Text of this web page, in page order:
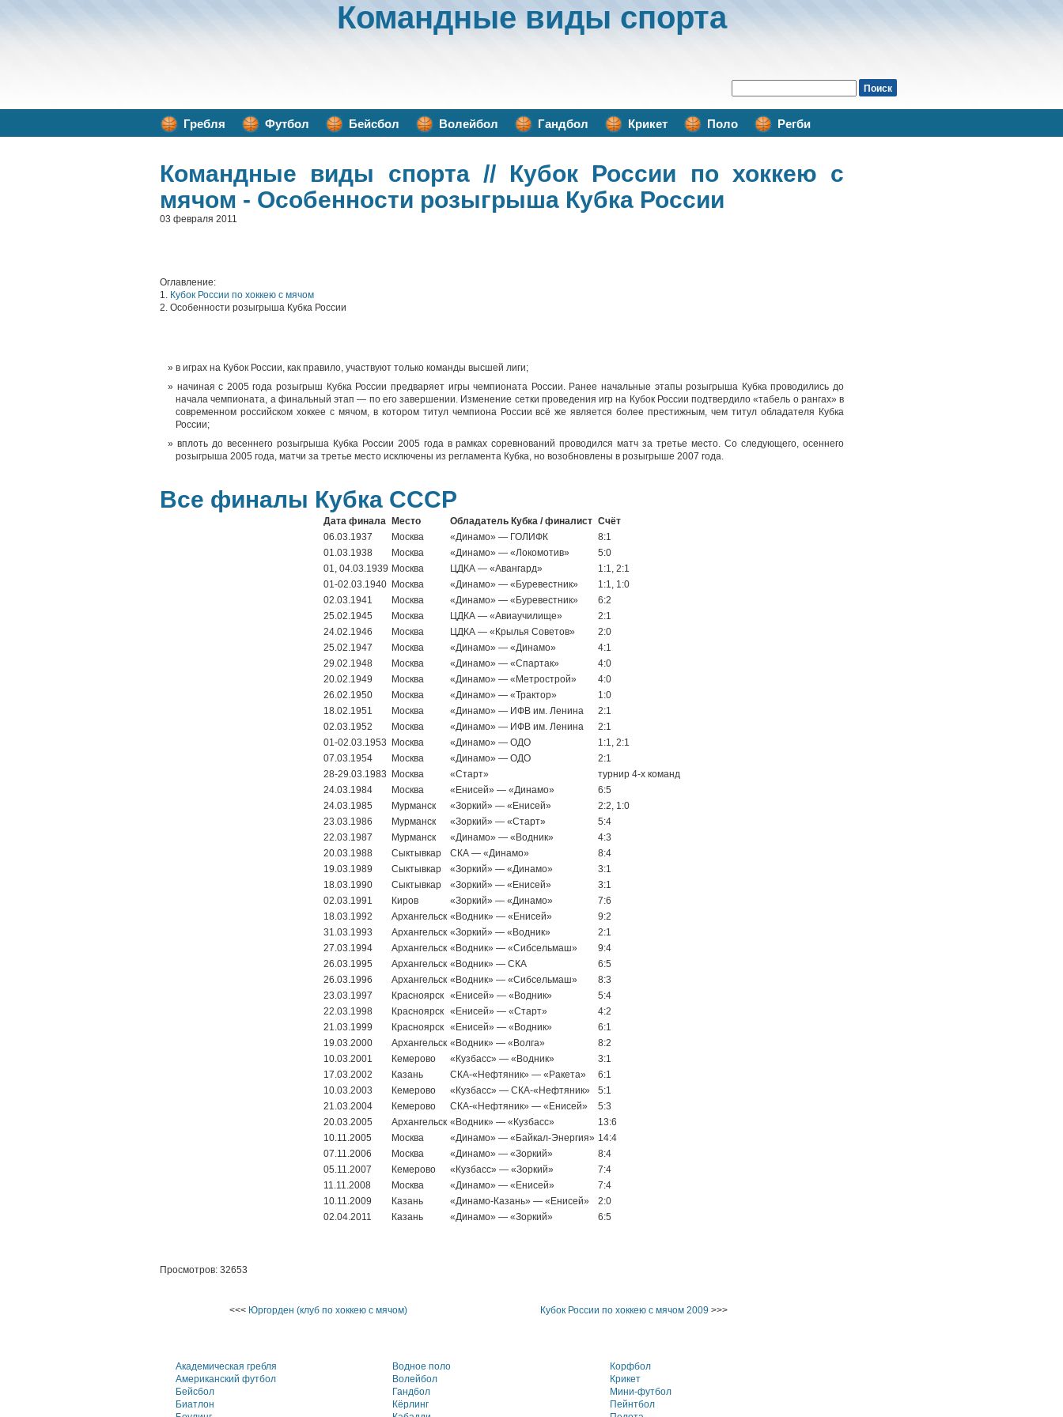
Командные виды спорта
Гребля Футбол Бейсбол Волейбол Гандбол Крикет Поло Регби
Командные виды спорта// Кубок России по хоккею с
мячом - Особенности розыгрыша Кубка России
03 февраля 2011
Оглавление:
1. Кубок России по хоккею с мячом
2. Особенности розыгрыша Кубка России
в играх на Кубок России, как правило, участвуют только команды высшей лиги;
начиная с 2005 года розыгрыш Кубка России предваряет игры чемпионата России. Ранее начальные этапы розыгрыша Кубка проводились до
начала чемпионата, а финальный этап — по его завершении. Изменение сетки проведения игр на Кубок России подтвердило «табель о рангах» в
современном российском хоккее с мячом, в котором титул чемпиона России всё же является более престижным, чем титул обладателя Кубка
России;
вплоть до весеннего розыгрыша Кубка России 2005 года в рамках соревнований проводился матч за третье место. Со следующего, осеннего
розыгрыша 2005 года, матчи за третье место исключены из регламента Кубка, но возобновлены в розыгрыше 2007 года.
Все финалы Кубка СССР
Дата финала Место Обладатель Кубка / финалист Счёт
06.03.1937
Москва «Динамо» — ГОЛИФК
8:1
01.03.1938
Москва «Динамо» — «Локомотив»
5:0
01, 04.03.1939 Москва ЦДКА — «Авангард»
1:1, 2:1
01-02.03.1940 Москва «Динамо» — «Буревестник»
1:1, 1:0
02.03.1941
Москва «Динамо» — «Буревестник»
6:2
25.02.1945
Москва ЦДКА — «Авиаучилище»
2:1
24.02.1946
Москва ЦДКА — «Крылья Советов»
2:0
25.02.1947
Москва «Динамо» — «Динамо»
4:1
29.02.1948
Москва «Динамо» — «Спартак»
4:0
20.02.1949
Москва «Динамо» — «Метрострой»
4:0
26.02.1950
Москва «Динамо» — «Трактор»
1:0
18.02.1951
Москва «Динамо» — ИФВ им. Ленина
2:1
02.03.1952
Москва «Динамо» — ИФВ им. Ленина
2:1
01-02.03.1953
Москва «Динамо» — ОДО
1:1, 2:1
07.03.1954
Москва «Динамо» — ОДО
2:1
28-29.03.1983
Москва «Старт»
турнир 4-х команд
24.03.1984
Москва «Енисей» — «Динамо»
6:5
24.03.1985
Мурманск «Зоркий» — «Енисей»
2:2, 1:0
23.03.1986
Мурманск «Зоркий» — «Старт»
5:4
22.03.1987
Мурманск «Динамо» — «Водник»
4:3
20.03.1988
Сыктывкар СКА — «Динамо»
8:4
19.03.1989
Сыктывкар «Зоркий» — «Динамо»
3:1
18.03.1990
Сыктывкар «Зоркий» — «Енисей»
3:1
02.03.1991
Киров «Зоркий» — «Динамо»
7:6
18.03.1992
Архангельск «Водник» — «Енисей»
9:2
31.03.1993
Архангельск «Зоркий» — «Водник»
2:1
27.03.1994
Архангельск «Водник» — «Сибсельмаш»
9:4
26.03.1995
Архангельск «Водник» — СКА
6:5
26.03.1996
Архангельск «Водник» — «Сибсельмаш»
8:3
23.03.1997
Красноярск «Енисей» — «Водник»
5:4
22.03.1998
Красноярск «Енисей» — «Старт»
4:2
21.03.1999
Красноярск «Енисей» — «Водник»
6:1
19.03.2000
Архангельск «Водник» — «Волга»
8:2
10.03.2001
Кемерово «Кузбасс» — «Водник»
3:1
17.03.2002
Казань СКА-«Нефтяник» — «Ракета»
6:1
10.03.2003
Кемерово «Кузбасс» — СКА-«Нефтяник»
5:1
21.03.2004
Кемерово СКА-«Нефтяник» — «Енисей»
5:3
20.03.2005
Архангельск «Водник» — «Кузбасс»
13:6
10.11.2005
Москва «Динамо» — «Байкал-Энергия» 14:4
07.11.2006
Москва «Динамо» — «Зоркий»
8:4
05.11.2007
Кемерово «Кузбасс» — «Зоркий»
7:4
11.11.2008
Москва «Динамо» — «Енисей»
7:4
10.11.2009
Казань «Динамо-Казань» — «Енисей»
2:0
02.04.2011
Казань «Динамо» — «Зоркий» 6:5
Просмотров: 32653
<<< Юргорден (клуб по хоккею с мячом) Кубок России по хоккею с мячом 2009 >>>
Академическая гребля
Американский футбол
Бейсбол
Биатлон
Водное поло
Волейбол
Гандбол
Кёрлинг
Корфбол
Крикет
Мини-футбол
Пейнтбол